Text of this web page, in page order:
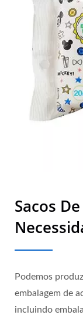
Sacos
Podemos
embalagem de
incluindo